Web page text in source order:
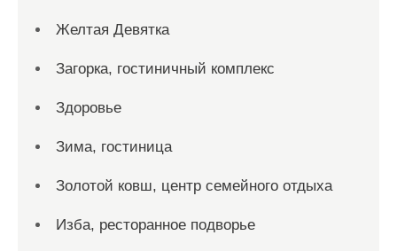
Желтая Девятка
Загорка, гостиничный комплекс
Здоровье
Зима, гостиница
Золотой ковш, центр семейного отдыха
Изба, ресторанное подворье